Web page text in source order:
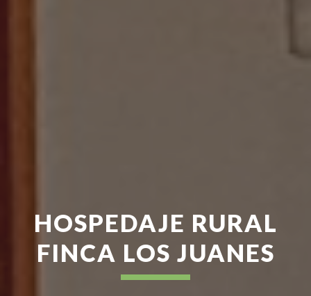
HOSPEDAJE RURAL
FINCA LOS JUANES